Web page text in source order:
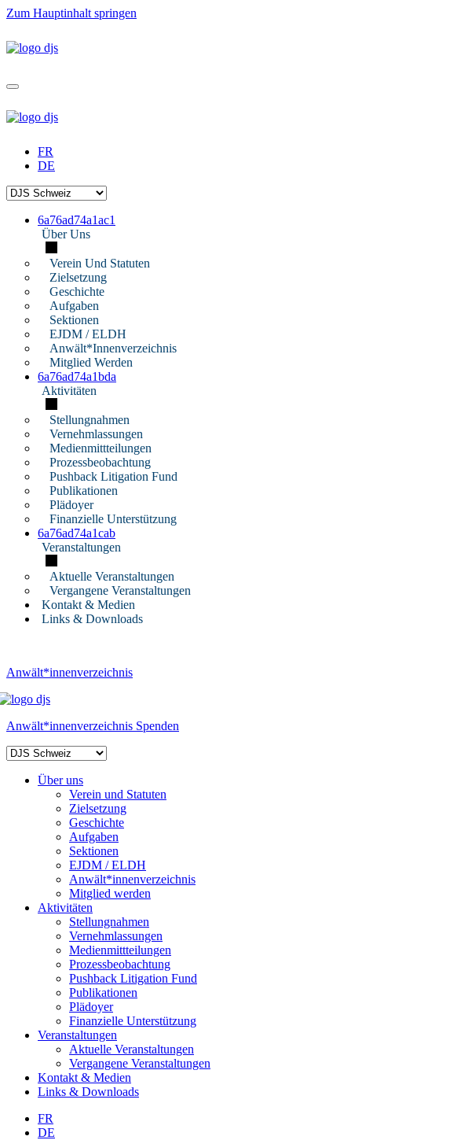
Zum Hauptinhalt springen
FR
DE
6a76ad74a1ac1
Über Uns
Verein Und Statuten
Zielsetzung
Geschichte
Aufgaben
Sektionen
EJDM / ELDH
Anwält*innenverzeichnis
Mitglied Werden
6a76ad74a1bda
Aktivitäten
Stellungnahmen
Vernehmlassungen
Medienmittteilungen
Prozessbeobachtung
Pushback Litigation Fund
Publikationen
Plädoyer
Finanzielle Unterstützung
6a76ad74a1cab
Veranstaltungen
Aktuelle Veranstaltungen
Vergangene Veranstaltungen
Kontakt & Medien
Links & Downloads
Anwält*innenverzeichnis
Anwält*innenverzeichnis Spenden
Über uns
Verein und Statuten
Zielsetzung
Geschichte
Aufgaben
Sektionen
EJDM / ELDH
Anwält*innenverzeichnis
Mitglied werden
Aktivitäten
Stellungnahmen
Vernehmlassungen
Medienmittteilungen
Prozessbeobachtung
Pushback Litigation Fund
Publikationen
Plädoyer
Finanzielle Unterstützung
Veranstaltungen
Aktuelle Veranstaltungen
Vergangene Veranstaltungen
Kontakt & Medien
Links & Downloads
FR
DE